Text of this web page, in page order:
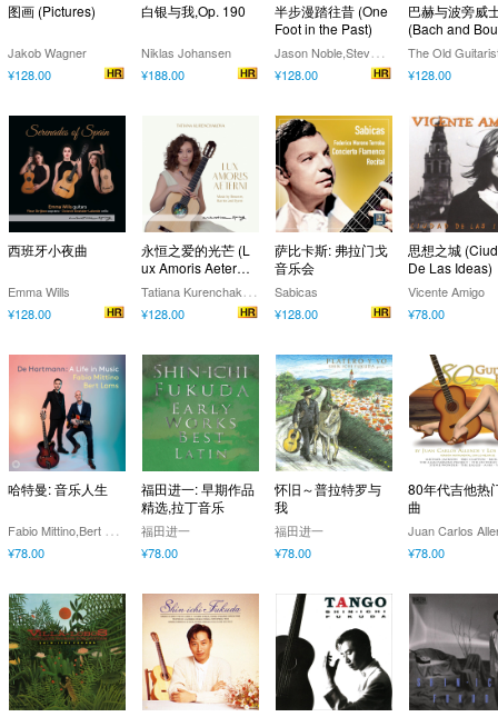
图画 (Pictures)
Jakob Wagner
¥128.00
白银与我,Op. 190
Niklas Johansen
¥188.00
半步漫踏往昔 (One
Foot in the Past)
J
ason Noble,Steve Cowan
¥128.00
巴赫与波旁威
(Bach and
n)
The Old
¥128.00
西班牙小夜曲
Emma Wills
¥128.00
永恒之爱的光芒 (L
ux Amoris Aeterni
s)
T
atiana Kurenchakova
¥128.00
萨比卡斯: 弗拉门戈
音乐会
Sabicas
¥128.00
思想之城
De Las Ideas)
Vicente Amigo
¥78.00
哈特曼: 音乐人生
F
abio Mittino,Bert Lams
¥78.00
福田进一: 早期作品
精选,拉丁音乐
福田进一
¥78.00
怀旧～普拉特罗与
我
福田进一
¥78.00
80年代吉他热
曲
¥78.00